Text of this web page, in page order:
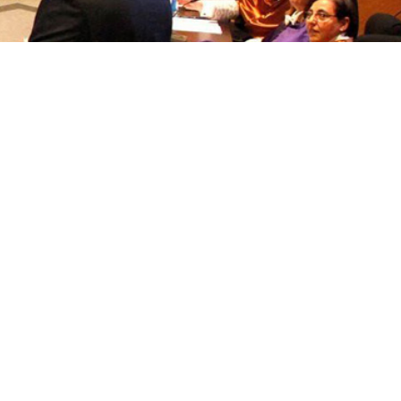
títulos
Recoñecementos de calidade